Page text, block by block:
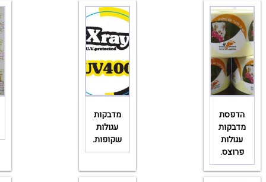
הדפסת
מדבקות
עגולות
פרוצס.
מדבקות
עגולות
שקופות.